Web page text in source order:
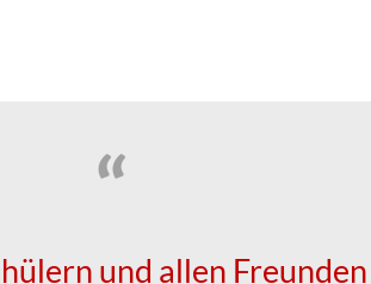
und allen Freunden